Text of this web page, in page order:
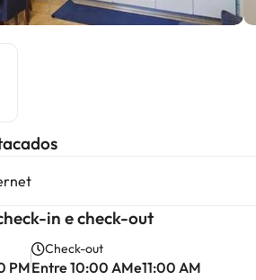
in e check-out
PM
Check-out
Entre 10:00 AMe11:00 AM